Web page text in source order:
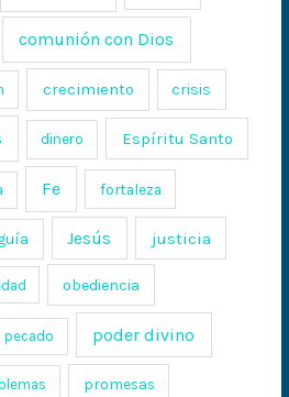
comunión con Dios
crecimiento crisis
dinero Espíritu Santo
Fe fortaleza
Jesús justicia
obediencia
pecado poder divino
promesas